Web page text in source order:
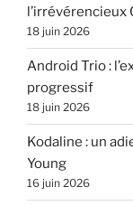
l’irrévérencieux
18 juin 2026
Android Trio :
progressif
18 juin 2026
Kodaline : un
Young
16 juin 2026